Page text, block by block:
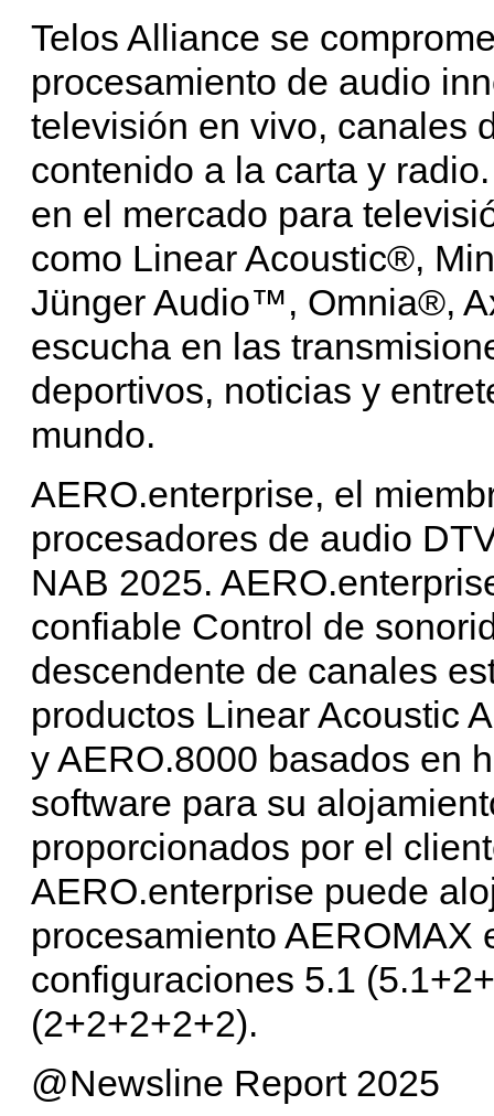
Telos Alliance se
procesamiento de audio
televisión en vivo, canales
contenido a la carta y
en el mercado para
como Linear Acoustic®,
Jünger Audio™, Omnia®,
escucha en las
deportivos, noticias y
mundo.
AERO.enterprise, el
procesadores de audio
NAB 2025.
confiable Control de
descendente de canales
productos Linear Acoustic
y AERO.8000 basados en
software para su
proporcionados por el
AERO.enterprise puede
procesamiento AEROMAX
configuraciones 5.1
(2+2+2+2+2).
@Newsline Report 2025